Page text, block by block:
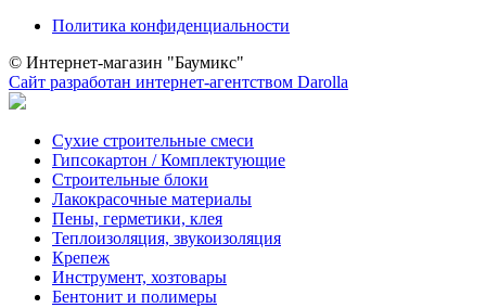
Политика конфиденциальности
© Интернет-магазин "Баумикс"
Сайт разработан интернет-агентством Darolla
Сухие строительные смеси
Гипсокартон / Комплектующие
Строительные блоки
Лакокрасочные материалы
Пены, герметики, клея
Теплоизоляция, звукоизоляция
Крепеж
Инструмент, хозтовары
Бентонит и полимеры